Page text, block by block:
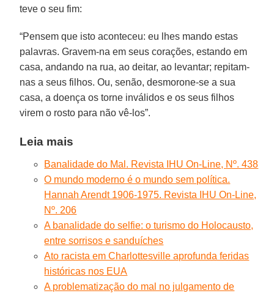
teve o seu fim:
“Pensem que isto aconteceu: eu lhes mando estas
palavras. Gravem-na em seus corações, estando em
casa, andando na rua, ao deitar, ao levantar; repitam-
nas a seus filhos. Ou, senão, desmorone-se a sua
casa, a doença os torne inválidos e os seus filhos
virem o rosto para não vê-los”.
Leia mais
Banalidade do Mal. Revista IHU On-Line, Nº. 438
O mundo moderno é o mundo sem política.
Hannah Arendt 1906-1975. Revista IHU On-Line,
Nº. 206
A banalidade do selfie: o turismo do Holocausto,
entre sorrisos e sanduíches
Ato racista em Charlottesville aprofunda feridas
históricas nos EUA
A problematização do mal no julgamento de